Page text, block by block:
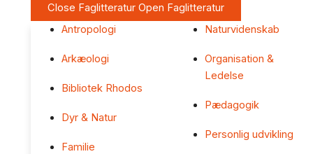
Close Faglitteratur Open Faglitteratur
Antropologi
Arkæologi
Bibliotek Rhodos
Dyr & Natur
Familie
Naturvidenskab
Organisation &
Ledelse
Pædagogik
Personlig udvikling